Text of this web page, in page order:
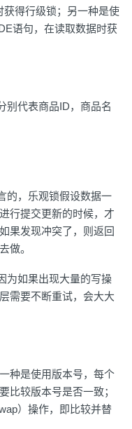
获得行级锁；另一种是使
语句，在读取数据时获
代表商品ID，商品名
，乐观锁假设数据一
行提交更新的时候，才
果发现冲突了，则返回
做。
如果出现大量的写操
需要不断重试，会大大
是使用版本号，每个
比较版本号是否一致；
）操作，即比较并替